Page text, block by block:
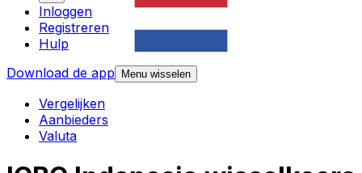
Inloggen
Registreren
Hulp
Download de app
Menu wisselen
Vergelijken
Aanbieders
Valuta